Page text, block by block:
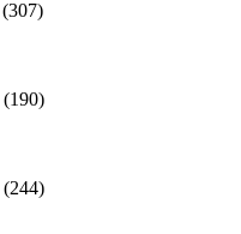
(307)
(190)
(244)